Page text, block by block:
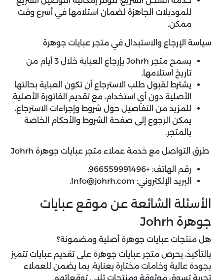
للموديلات الجاهزة لضمان استلامها في أسرع وقت
ممكن.
سياسة الإرجاع والاستبدال في متجر عبايات جوهرة
يسمح متجر Johrh بإرجاع العباية خلال 3 أيام من
تاريخ استلامها.
يشترط لقبول طلب الاسترجاع أن تكون العباية بحالتها
الأصلية دون أي استخدام، مع تقديم الفاتورة الأصلية.
للمزيد من التفاصيل حول شروط وإجراءات الاسترجاع،
يمكن الرجوع إلى صفحة الشروط والأحكام الخاصة
بالمتجر.
طرق التواصل مع خدمة عملاء متجر عبايات جوهرة Johrh
رقم الهاتف: +966559991496.
البريد الإلكتروني: Info@johrh.com.
الأسئلة الشائعة عن موقع عبايات
جوهرة Johrh
هل منتجات عبايات جوهرة أصلية ومضمونة؟
بالتأكيد، يحرص متجر عبايات جوهرة على تقديم عبايات تتميز
بجودة عالية وخامات مختارة بعناية، بما يضمن للعملاء
تجربة تسوق موثوقة ومنتجات تلبي توقعاتهم.